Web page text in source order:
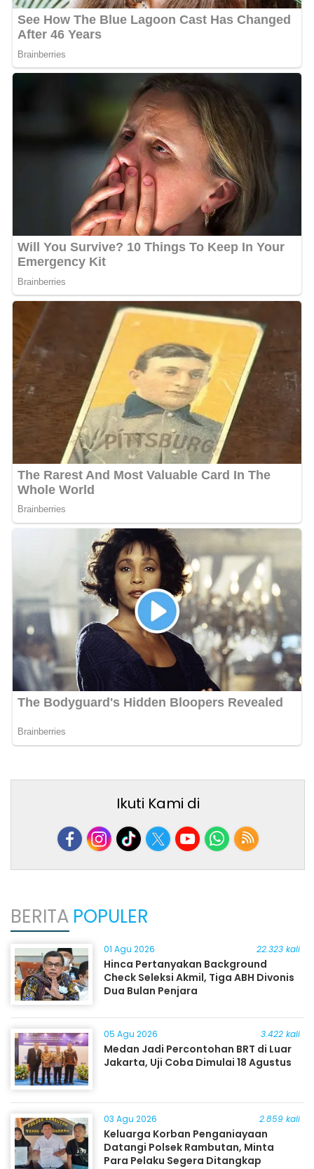
Ikuti Kami di
BERITA POPULER
01 Agu 2026 22.323 kali
Hinca Pertanyakan Background
Check Seleksi Akmil, Tiga ABH Divonis
Dua Bulan Penjara
05 Agu 2026 3.422 kali
Medan Jadi Percontohan BRT di Luar
Jakarta, Uji Coba Dimulai 18 Agustus
03 Agu 2026 2.859 kali
Keluarga Korban Penganiayaan
Datangi Polsek Rambutan, Minta
Para Pelaku Segera Ditangkap